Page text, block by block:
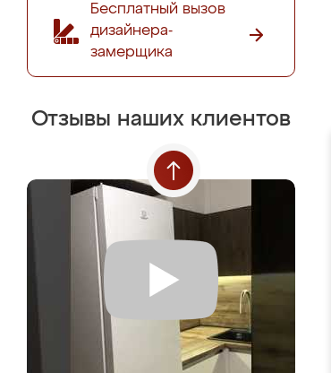
Бесплатный вызов
дизайнера-
замерщика
Отзывы наших клиентов